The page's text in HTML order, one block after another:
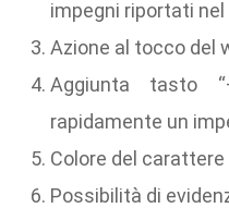
impegni riportati
Azione al tocco del
Aggiunta tasto
rapidamente un
Colore del carattere
Possibilità di